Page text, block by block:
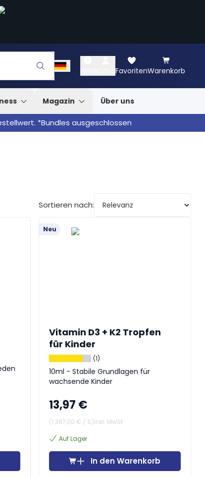
FavoritenWarenkorb
Magazin Über uns
*Bundles ausgeschlossen
Sortieren nach:
Neu
Vitamin D3 + K2 Tropfen
für Kinder
(1)
10ml - Stabile Grundlagen für
wachsende Kinder
13,97 €
(1.397,00 € / 1L)inkl. MwSt
Auf Lager
In den Warenkorb